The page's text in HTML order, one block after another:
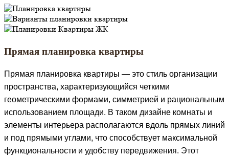
Прямая планировка квартиры
Прямая планировка квартиры — это стиль организации
пространства, характеризующийся четкими
геометрическими формами, симметрией и рациональным
использованием площади. В таком дизайне комнаты и
элементы интерьера располагаются вдоль прямых линий
и под прямыми углами, что способствует максимальной
функциональности и удобству передвижения. Этот